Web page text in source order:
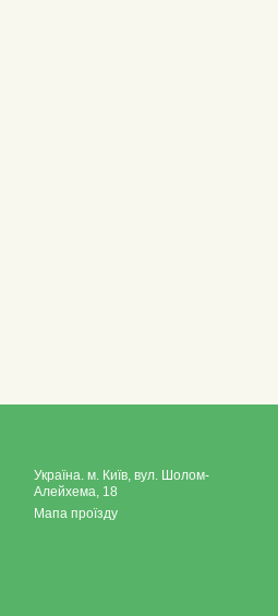
Україна. м. Київ, вул. Шолом-
Алейхема, 18
Мапа проїзду